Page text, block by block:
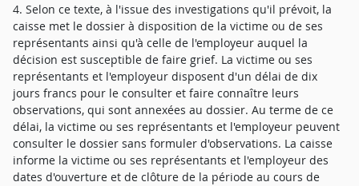
4. Selon ce texte, à l'issue des investigations qu'il prévoit, la
caisse met le dossier à disposition de la victime ou de ses
représentants ainsi qu'à celle de l'employeur auquel la
décision est susceptible de faire grief. La victime ou ses
représentants et l'employeur disposent d'un délai de dix
jours francs pour le consulter et faire connaître leurs
observations, qui sont annexées au dossier. Au terme de ce
délai, la victime ou ses représentants et l'employeur peuvent
consulter le dossier sans formuler d'observations. La caisse
informe la victime ou ses représentants et l'employeur des
dates d'ouverture et de clôture de la période au cours de